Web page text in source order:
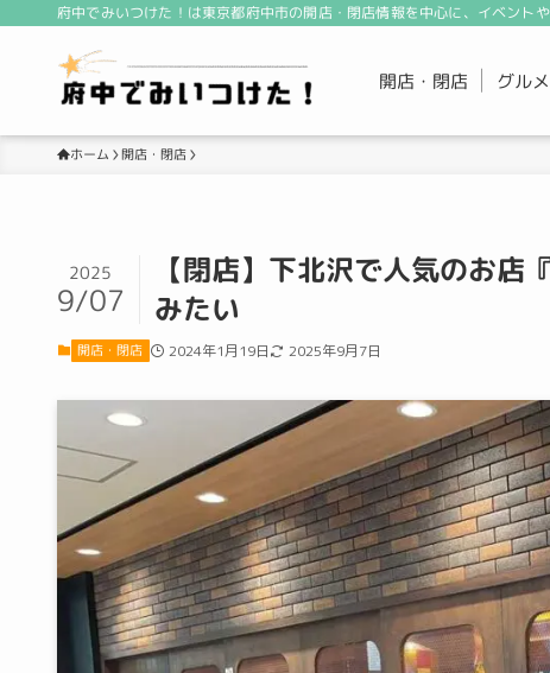
府中でみいつけた！は東京都府中市の開店・閉店情報を中心に、イベン
開店・閉店 グルメ
ホーム 開店・閉店
【閉店】下北沢で人気のお
みたい
2025
9/07
開店・閉店 2024年1月19日 2025年9月7日